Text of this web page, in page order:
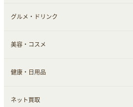
総合通販
すべて見る
ファッション
インナー・下着
スーツ・フォーマル
グルメ・ドリンク
すべて見る
グルメ
お酒
美容・コスメ
すべて見る
ヘアケア
健康・日用品
すべて見る
ネット買取